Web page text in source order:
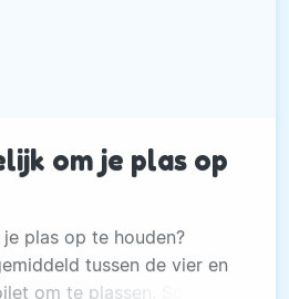
om je plas op
plas op te houden?
tussen de vier en
om te plassen. Soms